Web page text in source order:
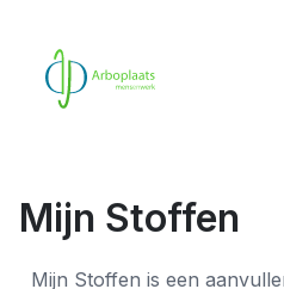
Mijn Stoffen
Mijn Stoffen is een